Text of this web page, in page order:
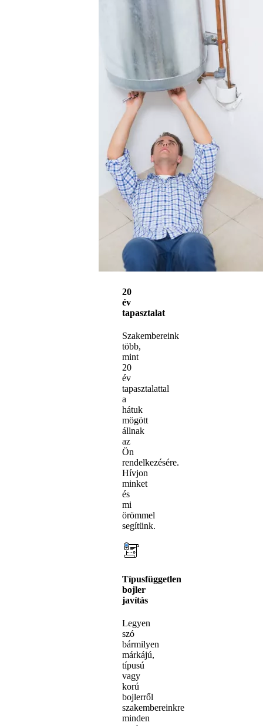
20
év
tapasztalat
Szakembereink
több,
mint
20
év
tapasztalattal
a
hátuk
mögött
állnak
az
Ön
rendelkezésére.
Hívjon
minket
és
mi
örömmel
segítünk.
Típusfüggetlen
bojler
javítás
Legyen
szó
bármilyen
márkájú,
típusú
vagy
korú
bojlerről
szakembereinkre
minden